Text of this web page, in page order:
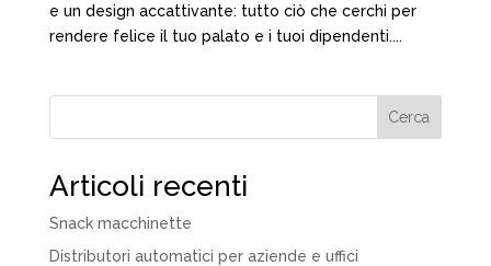
e un design accattivante: tutto ciò che cerchi per
rendere felice il tuo palato e i tuoi dipendenti....
Cerca
Articoli recenti
Snack macchinette
Distributori automatici per aziende e uffici